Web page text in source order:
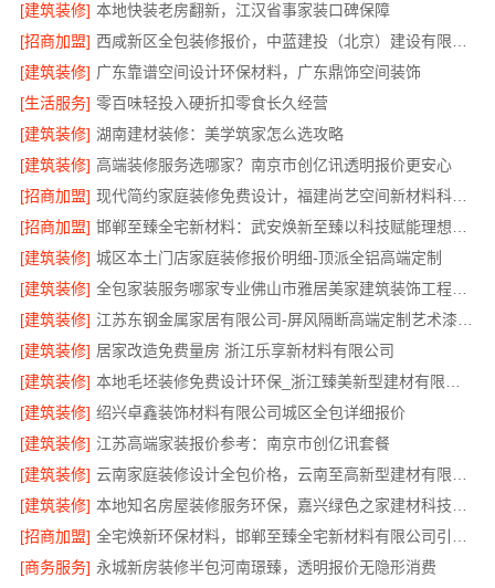
[建筑装修] 本地快装老房翻新，江汉省事家装口碑保障
[招商加盟]
[建筑装修] 广东靠谱空间设计环保材料，广东鼎饰空间装饰
[生活服务] 零百味轻投入硬折扣零食长久经营
[建筑装修] 湖南建材装修：美学筑家怎么选攻略
[建筑装修] 高端装修服务选哪家？南京市创亿讯透明报价更安心
[招商加盟]
现代简约家庭装修免费设计，福建尚艺空间新材料科技有限公司整体落地
[招商加盟]
[建筑装修] 城区本土门店家庭装修报价明细-顶派全铝高端定制
[建筑装修]
全包家装服务哪家专业佛山市雅居美家建筑装饰工程有限公司
[建筑装修]
[建筑装修] 居家改造免费量房 浙江乐享新材料有限公司
[建筑装修]
[建筑装修] 绍兴卓鑫装饰材料有限公司城区全包详细报价
[建筑装修] 江苏高端家装报价参考：南京市创亿讯套餐
[建筑装修]
[建筑装修]
[招商加盟]
[商务服务] 永城新房装修半包河南璟臻，透明报价无隐形消费